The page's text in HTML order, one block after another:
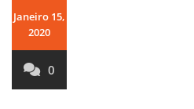
Janeiro 15,
2020
0